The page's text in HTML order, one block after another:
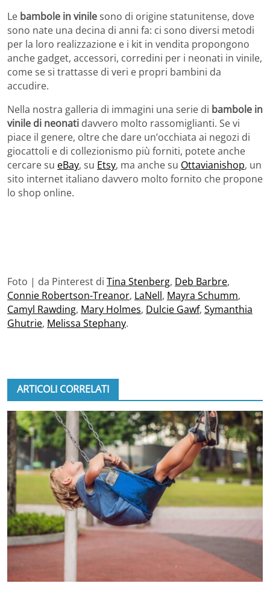
Le bambole in vinilesono di origine statunitense, dove
sono nate una decina di anni fa: ci sono diversi metodi
per la loro realizzazione e i kit in vendita propongono
anche gadget, accessori, corredini per i neonati in vinile,
come se si trattasse di veri e propri bambini da
accudire.
Nella nostra galleria di immagini una serie di bambole in
vinile di neonati davvero molto rassomiglianti. Se vi
piace il genere, oltre che dare un’occhiata ai negozi di
giocattoli e di collezionismo più forniti, potete anche
cercare su eBay, su Etsy, ma anche su Ottavianishop, un
sito internet italiano davvero molto fornito che propone
lo shop online.
Foto | da Pinterest di Tina Stenberg, Deb Barbre,
Connie Robertson-Treanor, LaNell, Mayra Schumm,
Camyl Rawding, Mary Holmes, Dulcie Gawf, Symanthia
Ghutrie, Melissa Stephany.
ARTICOLI CORRELATI